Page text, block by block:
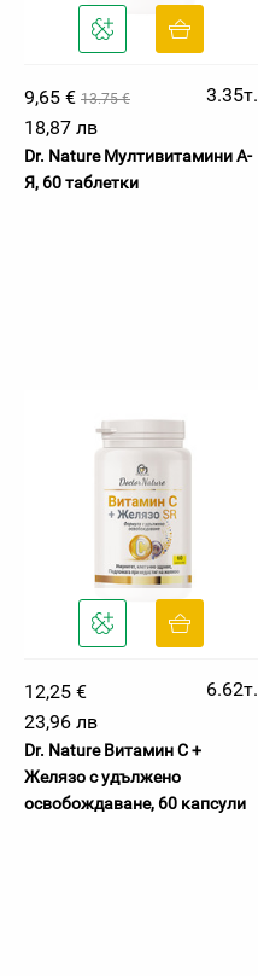
9,65 € 13.75 €
3.35т.
18,87 лв
Dr. Nature Мултивитамини А-
Я, 60 таблетки
12,25 €
6.62т.
23,96 лв
Dr. Nature Витамин C +
Желязо с удължено
освобождаване, 60 капсули